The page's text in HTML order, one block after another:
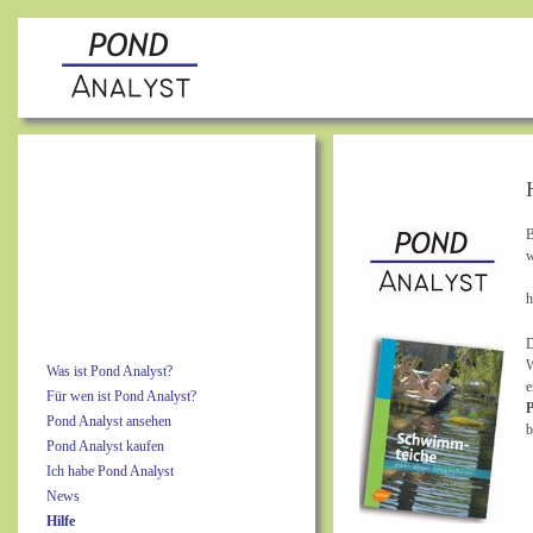
Was ist Pond Analyst?
Für wen ist Pond Analyst?
Pond Analyst ansehen
Pond Analyst kaufen
Ich habe Pond Analyst
News
Hilfe